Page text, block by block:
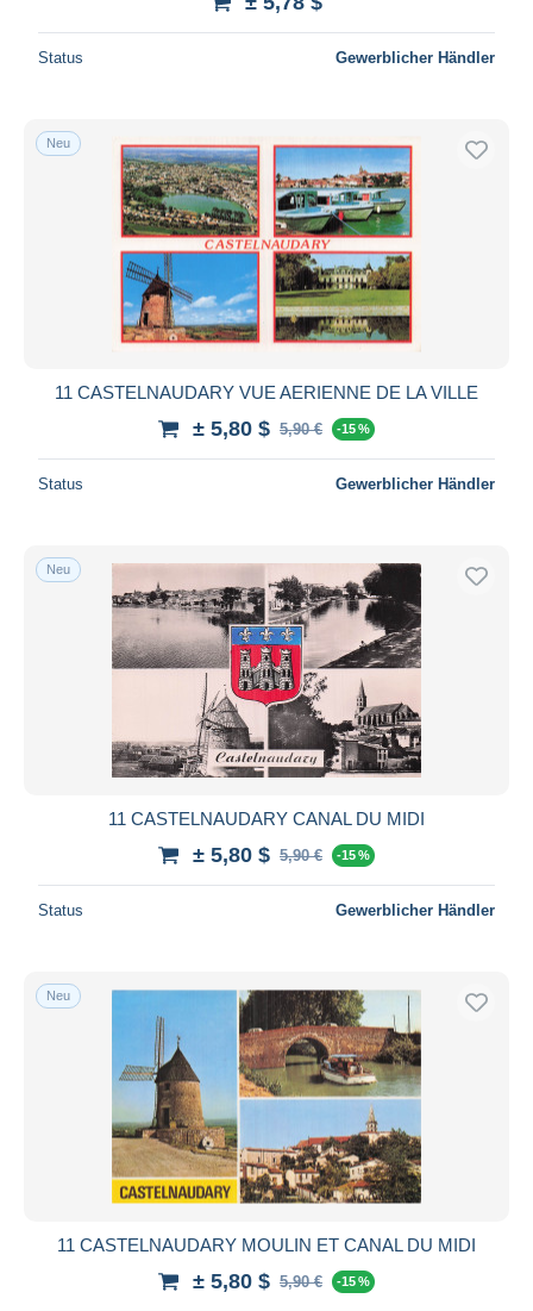
Status Gewerblicher Händler
Neu
11 CASTELNAUDARY VUE AERIENNE DE LA VILLE
± 5,80 $ 5,90 € -15 %
Status Gewerblicher Händler
Neu
11 CASTELNAUDARY CANAL DU MIDI
± 5,80 $ 5,90 € -15 %
Status Gewerblicher Händler
Neu
11 CASTELNAUDARY MOULIN ET CANAL DU MIDI
± 5,80 $ 5,90 € -15 %